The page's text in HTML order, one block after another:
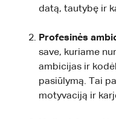
datą, tautybę ir
Profesinės
save, kuriame
ambicijas ir
pasiūlymą. Tai
motyvaciją ir